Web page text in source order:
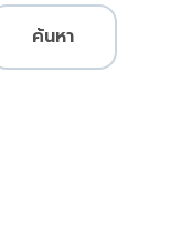
ค้นหา